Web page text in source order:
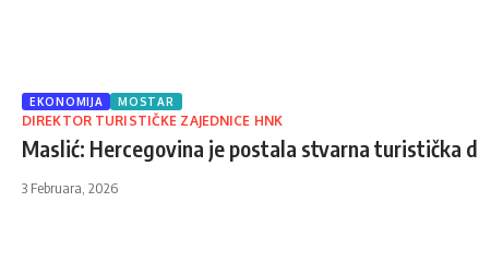
EKONOMIJA MOSTAR
DIREKTOR TURISTIČKE ZAJEDNICE HNK
Maslić: Hercegovina je postala stvarna turistička
3 Februara, 2026